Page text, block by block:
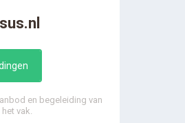
en begeleiding van
vak.